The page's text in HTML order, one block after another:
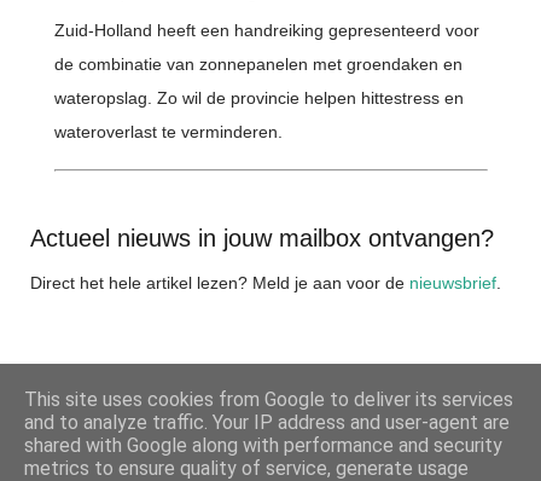
Zuid-Holland heeft een handreiking gepresenteerd voor
de combinatie van zonnepanelen met groendaken en
wateropslag. Zo wil de provincie helpen hittestress en
wateroverlast te verminderen.
Actueel nieuws in jouw mailbox ontvangen?
Direct het hele artikel lezen? Meld je aan voor de nieuwsbrief
DELEN
This site uses cookies from Google to deliver its services
and to analyze traffic. Your IP address and user-agent are
shared with Google along with performance and security
metrics to ensure quality of service, generate usage